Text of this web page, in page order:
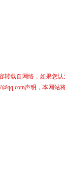
转载自网络，如果您认
声明，本网